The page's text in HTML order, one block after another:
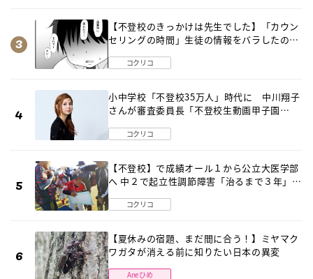
【不登校のきっかけは先生でした】「カウン
セリングの時間」生徒の情報をバラしたの
コクリコ
小中学校「不登校35万人」時代に 中川翔子
さんが審査委員長「不登校生動画甲子園
コクリコ
【不登校】で成績オール１から公立大医学部
へ 中２で起立性調節障害「治るまで３年」の
コクリコ
【夏休みの宿題、まだ間に合う！】ミヤマク
ワガタが消える前に知りたい日本の異変
Aneひめ